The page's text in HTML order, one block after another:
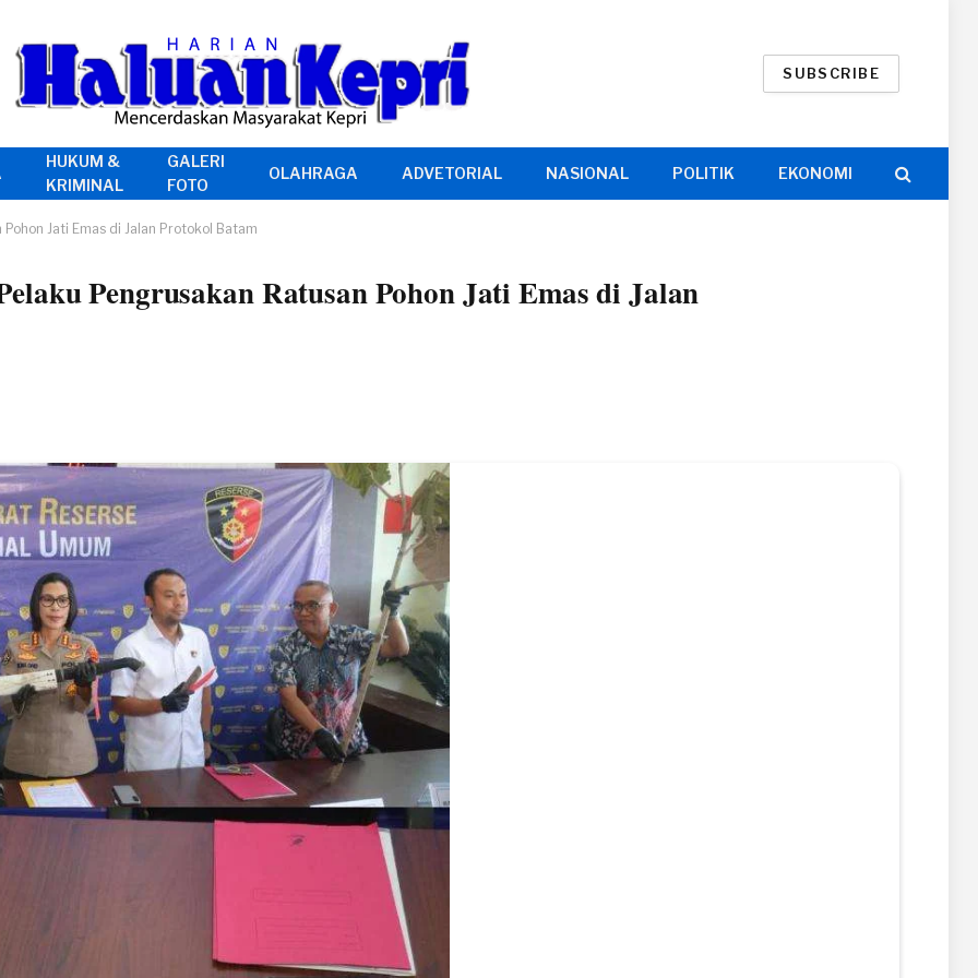
SUBSCRIBE
HUKUM &
KRIMINAL
GALERI
FOTO
OLAHRAGA ADVETORIAL NASIONAL POLITIK EKONOMI
Jati Emas di Jalan Protokol Batam
Pengrusakan Ratusan Pohon Jati Emas di Jalan